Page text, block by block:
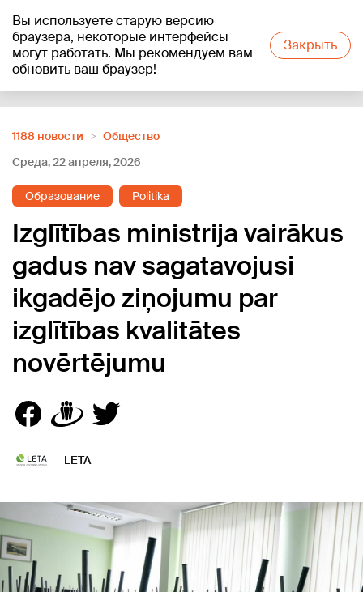
Вы используете старую версию
браузера, некоторые интерфейсы
могут работать. Мы рекомендуем вам
обновить ваш браузер!
Закрыть
+16°C
1188 новости
Oбщество
Среда, 22 апреля, 2026
Образование Politika
Izglītības ministrija vairākus
gadus nav sagatavojusi
ikgadējo ziņojumu par
izglītības kvalitātes
novērtējumu
LETA